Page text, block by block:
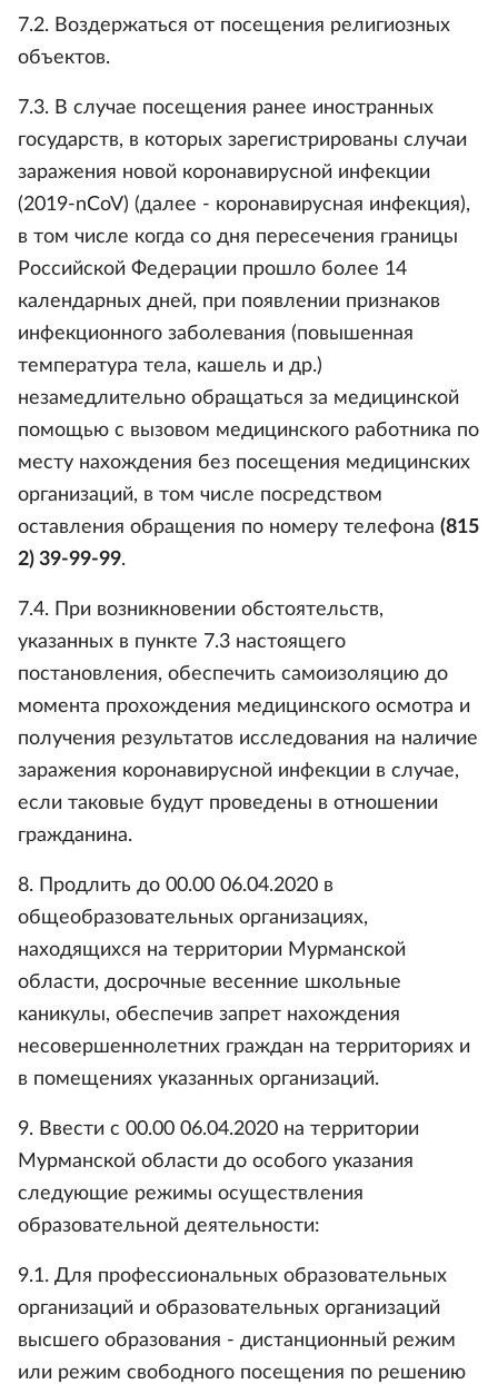
7.2. Воздержаться от посещения религиозных
объектов.
7.3. В случае посещения ранее иностранных
государств, в которых зарегистрированы случаи
заражения новой коронавирусной инфекции
(2019-nCoV) (далее - коронавирусная инфекция),
в том числе когда со дня пересечения границы
Российской Федерации прошло более 14
календарных дней, при появлении признаков
инфекционного заболевания (повышенная
температура тела, кашель и др.)
незамедлительно обращаться за медицинской
помощью с вызовом медицинского работника по
месту нахождения без посещения медицинских
организаций, в том числе посредством
оставления обращения по номеру телефона (815
2) 39-99-99.
7.4. При возникновении обстоятельств,
указанных в пункте 7.3 настоящего
постановления, обеспечить самоизоляцию до
момента прохождения медицинского осмотра и
получения результатов исследования на наличие
заражения коронавирусной инфекции в случае,
если таковые будут проведены в отношении
гражданина.
8. Продлить до 00.00 06.04.2020 в
общеобразовательных организациях,
находящихся на территории Мурманской
области, досрочные весенние школьные
каникулы, обеспечив запрет нахождения
несовершеннолетних граждан на территориях и
в помещениях указанных организаций.
9. Ввести с 00.00 06.04.2020 на территории
Мурманской области до особого указания
следующие режимы осуществления
образовательной деятельности:
9.1. Для профессиональных образовательных
организаций и образовательных организаций
высшего образования - дистанционный режим
или режим свободного посещения по решению